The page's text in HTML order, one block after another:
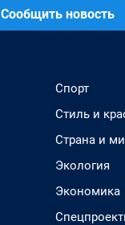
Сообщить новость
Спорт
Стиль и
Страна и
Экология
Экономика